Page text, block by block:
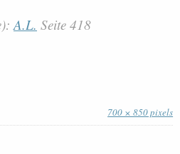
A.L. Seite 418
700 × 850 pixels